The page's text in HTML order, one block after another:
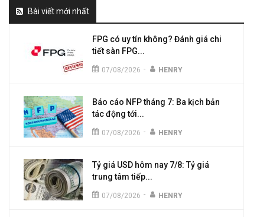
Bài viết mới nhất
FPG có uy tín không? Đánh giá chi
tiết sàn FPG...
07/08/2026 - HENRY
Báo cáo NFP tháng 7: Ba kịch bản
tác động tới...
07/08/2026 - HENRY
Tỷ giá USD hôm nay 7/8: Tỷ giá
trung tâm tiếp...
07/08/2026 - HENRY